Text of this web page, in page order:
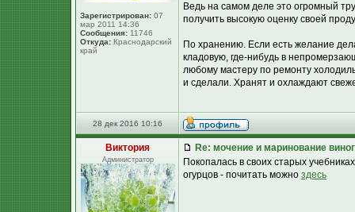
Зарегистрирован: 07
мар 2011 14:36
Сообщения: 11746
Откуда: Краснодарский
край
Ведь на самом деле это огромный
получить высокую оценку своей
По хранению. Если есть желание
кладовую, где-нибудь в
любому мастеру по ремонту
и сделали. Хранят и охлаждают
28 дек 2016 10:16
Виктория
Администратор
Re: мочение и маринование
Покопалась в своих старых
огурцов - почитать можно здесь